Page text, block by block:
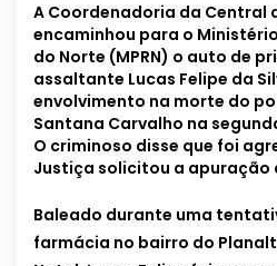
A Coordenadoria da Central
encaminhou para o
do Norte (MPRN) o auto de
assaltante Lucas Felipe da
envolvimento na morte do
Santana Carvalho na
O criminoso disse que foi
Justiça solicitou a apuração
Baleado durante uma
farmácia no bairro do